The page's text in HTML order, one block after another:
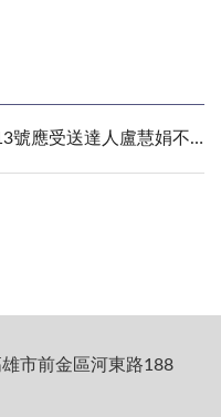
達人盧慧娟不起訴處分書.pdf
市前金區河東路188